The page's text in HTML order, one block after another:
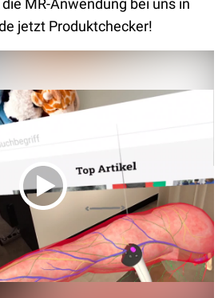
MR-Anwendung bei uns in
jetzt Produktchecker!